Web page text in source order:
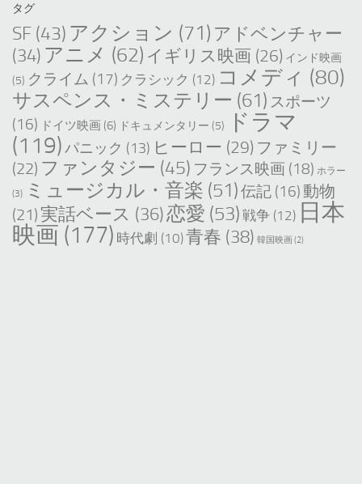
タグ
SF (43) アクション (71) アドベンチャー
(34) アニメ (62) イギリス映画 (26) インド映画
(5) クライム (17) クラシック (12) コメディ (80)
サスペンス・ミステリー (61) スポーツ
(16) ドイツ映画 (6) ドキュメンタリー (5)
ドラマ
(119)パニック (13) ヒーロー (29) ファミリー
(22) ファンタジー (45) フランス映画 (18) ホラー
(3)
ミュージカル・音楽 (51)伝記 (16)動物
(21) 実話ベース (36)恋愛 (53) 戦争 (12) 日本
映画 (177) 時代劇 (10)青春 (38) 韓国映画 (2)